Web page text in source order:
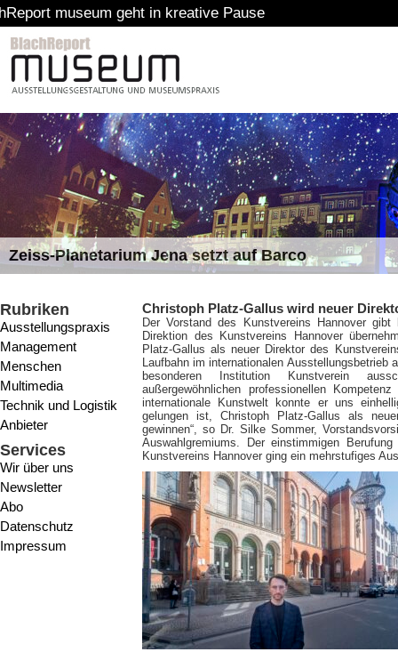
in kreative Pause
Zeiss-Planetarium Jena setzt auf Barco
Rubriken
Ausstellungspraxis
Management
Menschen
Multimedia
Technik und Logistik
Anbieter
Services
Wir über uns
Newsletter
Abo
Datenschutz
Impressum
Christoph Platz-Gallus wird neuer
Der Vorstand des Kunstvereins Hannover
Direktion des Kunstvereins Hannover
Platz-Gallus als neuer Direktor des
Laufbahn im internationalen
besonderen Institution Kunstverein
außergewöhnlichen professionellen
internationale Kunstwelt konnte er uns
gelungen ist, Christoph Platz-Gallus als
gewinnen“, so Dr. Silke Sommer,
Auswahlgremiums. Der einstimmigen
Kunstvereins Hannover ging ein mehrstufiges